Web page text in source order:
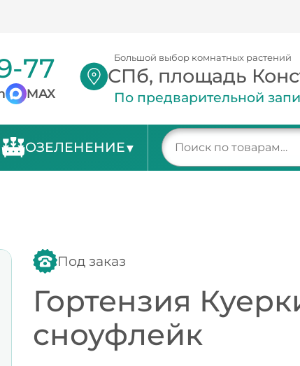
77
MAX
Большой выбор комнатных растений
СПб, площадь
По предварительной
ОЗЕЛЕНЕНИЕ
Под заказ
Гортензия
сноуфлейк